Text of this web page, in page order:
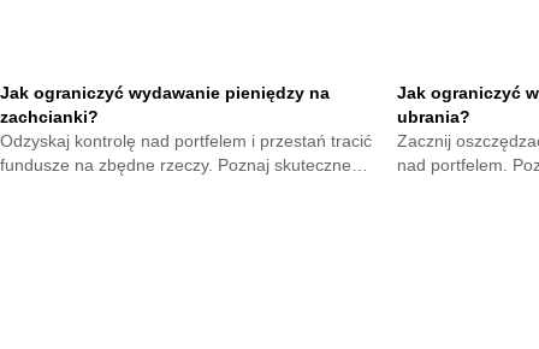
Jak ograniczyć wydawanie pieniędzy na
zachcianki?
Odzyskaj kontrolę nad portfelem i przestań tracić
fundusze na zbędne rzeczy. Poznaj skuteczne
Jak ograniczyć
ubrania?
Zacznij
nad portfelem.